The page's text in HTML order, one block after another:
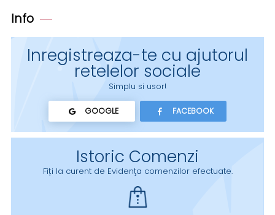
Info
Inregistreaza-te cu ajutorul
retelelor sociale
Simplu si usor!
GOOGLE FACEBOOK
Istoric Comenzi
Fiți la curent de Evidenţa comenzilor efectuate.